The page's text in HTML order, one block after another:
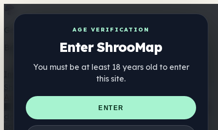
AGE VERIFICATION
Enter ShrooMap
You must be at least 18 years old to enter
this site.
ENTER
Get the ShrooMap app
Better than mobile web — one tap away
Annuaire
🏢 Répertoire des marques 📍 Recherche d'un magasin
de tête 🔮 Smartshop Finder
🛒 Magasins de tête en